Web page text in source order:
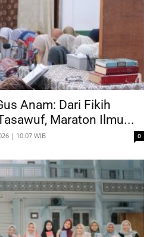
Anam: Dari Fikih
Maraton Ilmu...
| 10:07 WIB 0